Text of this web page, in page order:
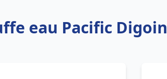
eau Pacific Digoin